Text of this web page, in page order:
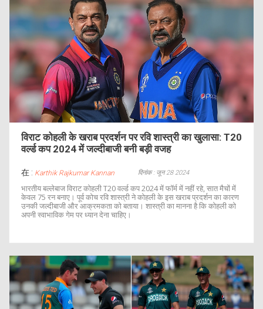
विराट कोहली के खराब प्रदर्शन पर रवि शास्त्री का खुलासा: T20
वर्ल्ड कप 2024 में जल्दीबाजी बनी बड़ी वजह
在 : Karthik Rajkumar Kannan दिनांक : जून 28 2024
भारतीय बल्लेबाज विराट कोहली T20 वर्ल्ड कप 2024 में फॉर्म में नहीं रहे, सात मैचों में
केवल 75 रन बनाए। पूर्व कोच रवि शास्त्री ने कोहली के इस खराब प्रदर्शन का कारण
उनकी जल्दीबाजी और आक्रमकता को बताया। शास्त्री का मानना है कि कोहली को
अपनी स्वाभाविक गेम पर ध्यान देना चाहिए।